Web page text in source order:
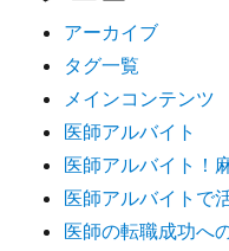
アーカイブ
タグ一覧
メインコンテンツ
医師アルバイト
医師アルバイト！
医師アルバイトで
医師の転職成功へ